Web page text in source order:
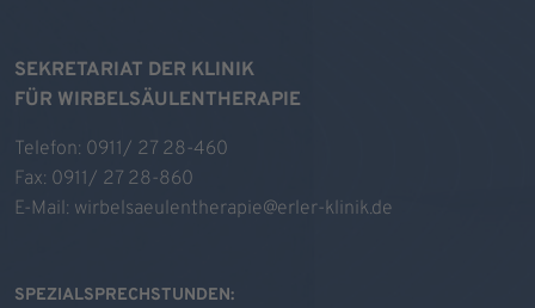
SEKRETARIAT DER KLINIK
FÜR WIRBELSÄULENTHERAPIE
Telefon: 0911/ 27 28-460
Fax: 0911/ 27 28-860
E-Mail: wirbelsaeulentherapie@erler-klinik.de
SPEZIALSPRECHSTUNDEN: